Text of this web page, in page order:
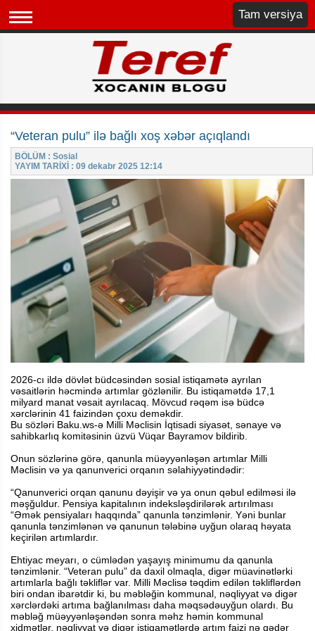
Tam versiya
“Veteran pulu” ilə bağlı xoş xəbər açıqlandı
BÖLÜM : Sosial
YAYIM TARİXİ : 09 dekabr 2025 12:14
2026-cı ildə dövlət büdcəsindən sosial istiqamətə ayrılan
vəsaitlərin həcmində artımlar gözlənilir. Bu istiqamətdə 17,1
milyard manat vəsait ayrılacaq. Mövcud rəqəm isə büdcə
xərclərinin 41 faizindən çoxu deməkdir.
Bu sözləri Baku.ws-ə Milli Məclisin İqtisadi siyasət, sənaye və
sahibkarlıq komitəsinin üzvü Vüqar Bayramov bildirib.
Onun sözlərinə görə, qanunla müəyyənləşən artımlar Milli
Məclisin və ya qanunverici orqanın səlahiyyətindədir:
“Qanunverici orqan qanunu dəyişir və ya onun qəbul edilməsi ilə
məşğuldur. Pensiya kapitalının indeksləşdirilərək artırılması
“Əmək pensiyaları haqqında” qanunla tənzimlənir. Yəni bunlar
qanunla tənzimlənən və qanunun tələbinə uyğun olaraq həyata
keçirilən artımlardır.
Ehtiyac meyarı, o cümlədən yaşayış minimumu da qanunla
tənzimlənir. “Veteran pulu” da daxil olmaqla, digər müavinətlərki
artımlarla bağlı təkliflər var. Milli Məclisə təqdim edilən təkliflərdən
biri ondan ibarətdir ki, bu məbləğin kommunal, nəqliyyat və digər
xərclərdəki artıma bağlanılması daha məqsədəuyğun olardı. Bu
məbləğ müəyyənləşəndən sonra məhz həmin kommunal
xidmətlər, nəqliyyat və digər istiqamətlərdə artım faizi nə qədər